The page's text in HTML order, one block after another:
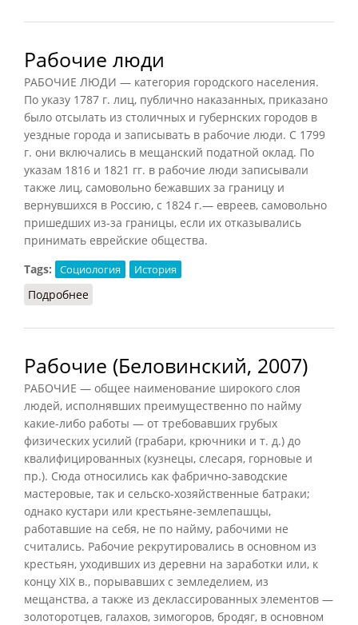
Рабочие люди
РАБОЧИЕ ЛЮДИ — категория городского населения.
По указу 1787 г. лиц, публично наказанных, приказано
было отсылать из столичных и губернских городов в
уездные города и записывать в рабочие люди. С 1799
г. они включались в мещанский податной оклад. По
указам 1816 и 1821 гг. в рабочие люди записывали
также лиц, самовольно бежавших за границу и
вернувшихся в Россию, с 1824 г.— евреев, самовольно
пришедших из-за границы, если их отказывались
принимать еврейские общества.
Tags:
Социология История
Подробнее
Рабочие (Беловинский, 2007)
РАБОЧИЕ — общее наименование широкого слоя
людей, исполнявших преимущественно по найму
какие-либо работы — от требовавших грубых
физических усилий (грабари, крючники и т. д.) до
квалифицированных (кузнецы, слесаря, горновые и
пр.). Сюда относились как фабрично-заводские
мастеровые, так и сельско-хозяйственные батраки;
однако кустари или крестьяне-землепашцы,
работавшие на себя, не по найму, рабочими не
считались. Рабочие рекрутировались в основном из
крестьян, уходивших из деревни на заработки или, к
концу XIX в., порывавших с земледелием, из
мещанства, а также из деклассированных элементов —
золоторотцев, галахов, зимогоров, бродяг, в основном